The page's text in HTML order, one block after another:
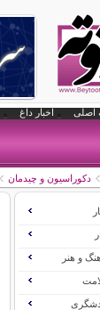
اصلی اخبار داغ
دکوراسیون و چیدمان
و هنر